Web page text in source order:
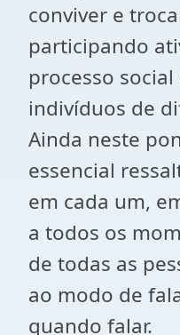
conviver e
participando
processo
indivíduos de
Ainda neste
essencial
em cada um,
a todos os
de todas as
ao modo de
quando falar.